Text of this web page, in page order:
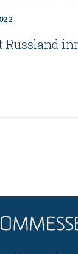
Russland